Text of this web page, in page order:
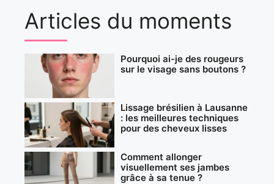
Articles du moments
Pourquoi ai-je des rougeurs
sur le visage sans boutons ?
Lissage brésilien à Lausanne
: les meilleures techniques
pour des cheveux lisses
Comment allonger
visuellement ses jambes
grâce à sa tenue ?